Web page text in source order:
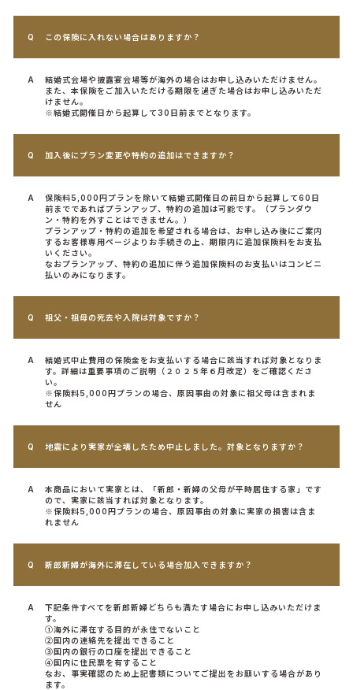
この保険に入れない場合はありますか？
結婚式会場や披露宴会場等が海外の場合はお申し込みいただけません。
また、本保険をご加入いただける期限を過ぎた場合はお申し込みいただ
けません。
※結婚式開催日から起算して30日前までとなります。
加入後にプラン変更や特約の追加はできますか？
保険料5,000円プランを除いて結婚式開催日の前日から起算して60日
前までであればプランアップ、特約の追加は可能です。（プランダウ
ン・特約を外すことはできません。）
プランアップ・特約の追加を希望される場合は、お申し込み後にご案内
するお客様専用ページよりお手続きの上、期限内に追加保険料をお支払
いください。
なおプランアップ、特約の追加に伴う追加保険料のお支払いはコンビニ
払いのみになります。
祖父・祖母の死去や入院は対象ですか？
結婚式中止費用の保険金をお支払いする場合に該当すれば対象となりま
す。詳細は重要事項のご説明（２０２５年６月改定）をご確認くださ
い。
※保険料5,000円プランの場合、原因事由の対象に祖父母は含まれま
せん
地震により実家が全壊したため中止しました。対象となりますか？
本商品において実家とは、「新郎・新婦の父母が平時居住する家」です
ので、実家に該当すれば対象となります。
※保険料5,000円プランの場合、原因事由の対象に実家の損害は含ま
れません
新郎新婦が海外に滞在している場合加入できますか？
下記条件すべてを新郎新婦どちらも満たす場合にお申し込みいただけま
す。
①海外に滞在する目的が永住でないこと
②国内の連絡先を提出できること
③国内の銀行の口座を提出できること
④国内に住民票を有すること
なお、事実確認のため上記書類についてご提出をお願いする場合があり
ます。